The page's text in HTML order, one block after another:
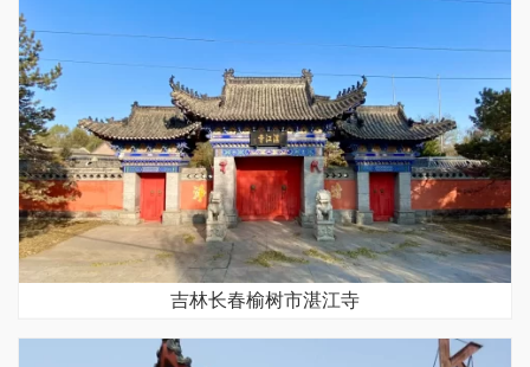
吉林长春榆树市湛江寺